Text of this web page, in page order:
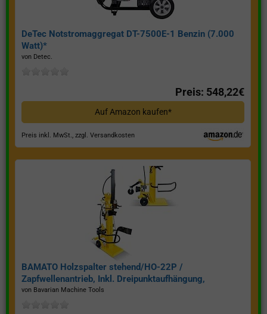
DeTec Notstromaggregat DT-7500E-1 Benzin (7.000
Watt)*
von Detec.
Preis: 548,22€
Auf Amazon kaufen*
Preis inkl. MwSt., zzgl. Versandkosten
BAMATO Holzspalter stehend/HO-22P /
Zapfwellenantrieb, Inkl. Dreipunktaufhängung,
Spaltkraft 22 Tonnen*
von Bavarian Machine Tools